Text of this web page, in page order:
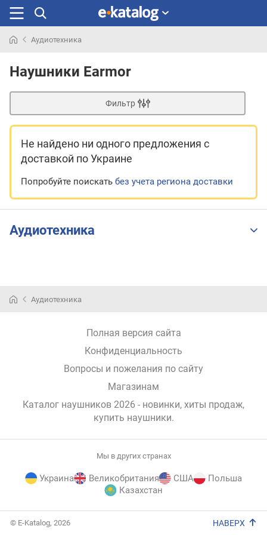
раньше
Аудиотехника
Наушники Earmor
Фильтр
Не найдено ни одного предложения с
доставкой по Украине
Попробуйте поискать без учета региона доставки
Аудиотехника
Аудиотехника
Полная версия сайта
Конфиденциальность
Вопросы и пожелания по сайту
Магазинам
Каталог наушников 2026 - новинки, хиты продаж,
купить наушники.
Мы в других странах
Украина Великобритания США
Польша
Казахстан
© E-Katalog, 2026 НАВЕРХ